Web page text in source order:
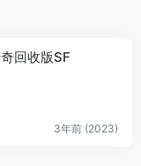
回收版SF
3年前 (2023)